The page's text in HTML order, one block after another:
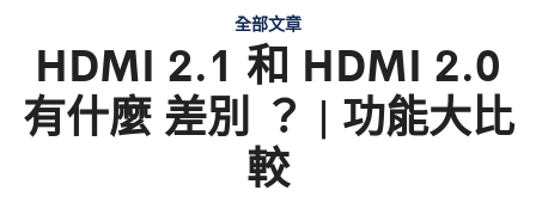
全部文章
HDMI 2.1 和 HDMI 2.0
有什麼 差別 ？ | 功能大比
較